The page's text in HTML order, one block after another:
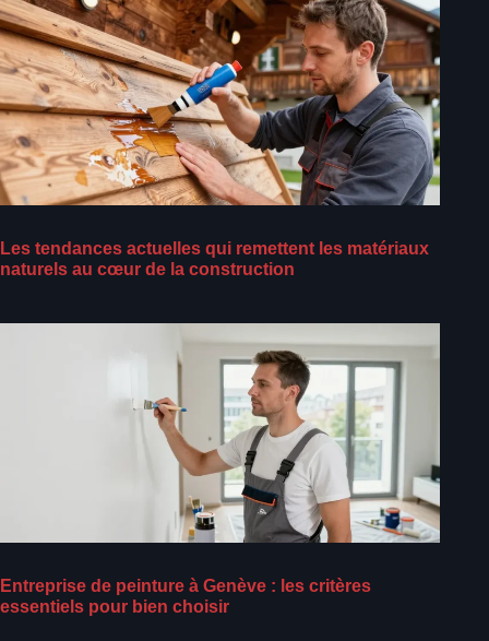
Les tendances actuelles qui remettent les matériaux
naturels au cœur de la construction
Entreprise de peinture à Genève : les critères
essentiels pour bien choisir